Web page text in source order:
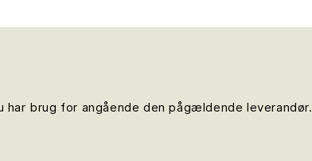
brug for angående den pågældende leverandør.